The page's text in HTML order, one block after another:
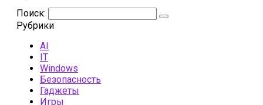
Поиск:
Рубрики
AI
IT
Windows
Безопасность
Гаджеты
Игры